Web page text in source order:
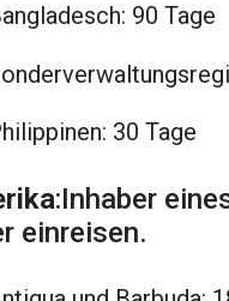
90 Tage
30 Tage
:Inhaber
einreisen.